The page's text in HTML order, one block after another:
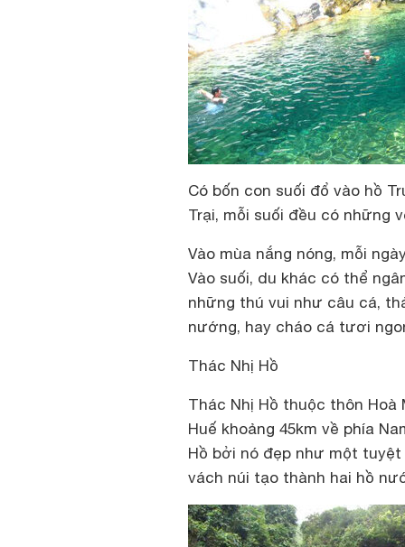
Có bốn con suối đổ vào hồ
Trại, mỗi suối đều có những
Vào mùa nắng nóng, mỗi
Vào suối, du khác có thể
những thú vui như câu cá,
nướng, hay cháo cá tươi
Thác Nhị Hồ
Thác Nhị Hồ thuộc thôn Hoà
Huế khoảng 45km về phía
Hồ bởi nó đẹp như một
vách núi tạo thành hai hồ